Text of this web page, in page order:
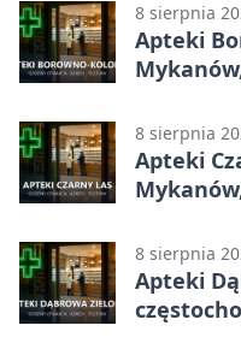
8 sierpnia
Apteki
8 sierpnia
Apteki
8 sierpnia
Apteki